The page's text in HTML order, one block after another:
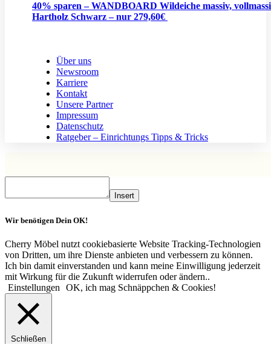
40% sparen – WANDBOARD Wildeiche massiv,
Hartholz Schwarz – nur 279,60€
Über uns
Newsroom
Karriere
Kontakt
Unsere Partner
Impressum
Datenschutz
Ratgeber – Einrichtungs Tipps & Tricks
Insert
Wir benötigen Dein OK!
Cherry Möbel nutzt cookiebasierte Website Tracking-Technologien
von Dritten, um ihre Dienste anbieten und verbessern zu können.
Ich bin damit einverstanden und kann meine Einwilligung jederzeit
mit Wirkung für die Zukunft widerrufen oder ändern..
Einstellungen
OK, ich mag Schnäppchen & Cookies!
Schließen